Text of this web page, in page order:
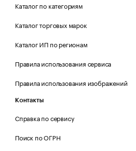
Каталог по категориям
Каталог торговых марок
Каталог ИП по регионам
Правила использования сервиса
Правила использования изображений
Контакты
Справка по сервису
Поиск по ОГРН